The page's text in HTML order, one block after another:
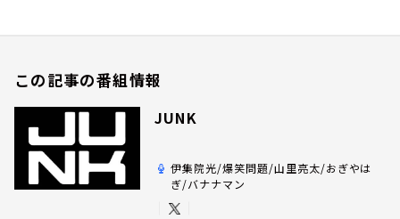
この記事の番組情報
JUNK
伊集院光/爆笑問題/山里亮太/おぎやは
ぎ/バナナマン